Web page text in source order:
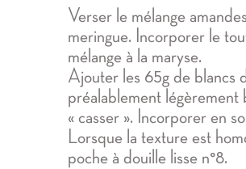
Verser le mélange
meringue. Incorporer le
mélange à la maryse.
Ajouter les 65g de blancs
préalablement légèrement
« casser ». Incorporer en
Lorsque la texture est
poche à douille lisse n°8.